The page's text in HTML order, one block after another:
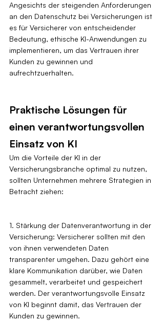
Angesichts der steigenden Anforderungen
an den Datenschutz bei Versicherungen ist
es für Versicherer von entscheidender
Bedeutung, ethische KI-Anwendungen zu
implementieren, um das Vertrauen ihrer
Kunden zu gewinnen und
aufrechtzuerhalten.
Praktische Lösungen für
einen verantwortungsvollen
Einsatz von KI
Um die Vorteile der KI in der
Versicherungsbranche optimal zu nutzen,
sollten Unternehmen mehrere Strategien in
Betracht ziehen:
1. Stärkung der Datenverantwortung in der
Versicherung: Versicherer sollten mit den
von ihnen verwendeten Daten
transparenter umgehen. Dazu gehört eine
klare Kommunikation darüber, wie Daten
gesammelt, verarbeitet und gespeichert
werden. Der verantwortungsvolle Einsatz
von KI beginnt damit, das Vertrauen der
Kunden zu gewinnen.